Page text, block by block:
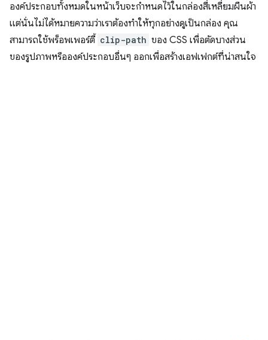
องค์ประกอบทั้งหมดในหน้าเว็บจะกำหนดไว้ในกล่องสี่เหลี่ยมผืนผ้า
แต่นั่นไม่ได้หมายความว่าเราต้องทําให้ทุกอย่างดูเป็นกล่อง คุณ
สามารถใช้พร็อพเพอร์ตี้ clip-path ของ CSS เพื่อตัดบางส่วน
ของรูปภาพหรือองค์ประกอบอื่นๆ ออกเพื่อสร้างเอฟเฟกต์ที่น่าสนใจ